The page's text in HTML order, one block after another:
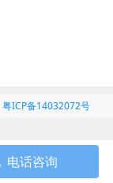
粤ICP备14032072号
电话咨询